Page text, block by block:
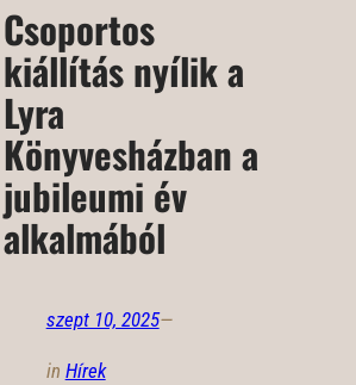
Csoportos
kiállítás nyílik a
Lyra
Könyvesházban a
jubileumi év
alkalmából
szept 10, 2025—
in Hírek